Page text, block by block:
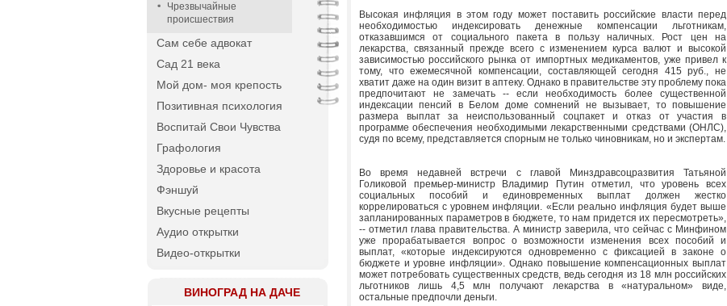
Чрезвычайные
происшествия
Сам себе адвокат
Сад 21 века
Мой дом- моя крепость
Позитивная психология
Воспитай Свои Чувства
Графология
Здоровье и красота
Фэншуй
Вкусные рецепты
Аудио открытки
Видео-открытки
ВИНОГРАД НА ДАЧЕ
Высокая инфляция в этом году может поставить российские власти перед
необходимостью индексировать денежные компенсации льготникам,
отказавшимся от социального пакета в пользу наличных. Рост цен на
лекарства, связанный прежде всего с изменением курса валют и высокой
зависимостью российского рынка от импортных медикаментов, уже привел к
тому, что ежемесячной компенсации, составляющей сегодня 415 руб., не
хватит даже на один визит в аптеку. Однако в правительстве эту проблему пока
предпочитают не замечать -- если необходимость более существенной
индексации пенсий в Белом доме сомнений не вызывает, то повышение
размера выплат за неиспользованный соцпакет и отказ от участия в
программе обеспечения необходимыми лекарственными средствами (ОНЛС),
судя по всему, представляется спорным не только чиновникам, но и экспертам.
Во время недавней встречи с главой Минздравсоцразвития Татьяной
Голиковой премьер-министр Владимир Путин отметил, что уровень всех
социальных пособий и единовременных выплат должен жестко
коррелироваться с уровнем инфляции. «Если реально инфляция будет выше
запланированных параметров в бюджете, то нам придется их пересмотреть»,
-- отметил глава правительства. А министр заверила, что сейчас с Минфином
уже прорабатывается вопрос о возможности изменения всех пособий и
выплат, «которые индексируются одновременно с фиксацией в законе о
бюджете и уровне инфляции». Однако повышение компенсационных выплат
может потребовать существенных средств, ведь сегодня из 18 млн российских
льготников лишь 4,5 млн получают лекарства в «натуральном» виде,
остальные предпочли деньги.